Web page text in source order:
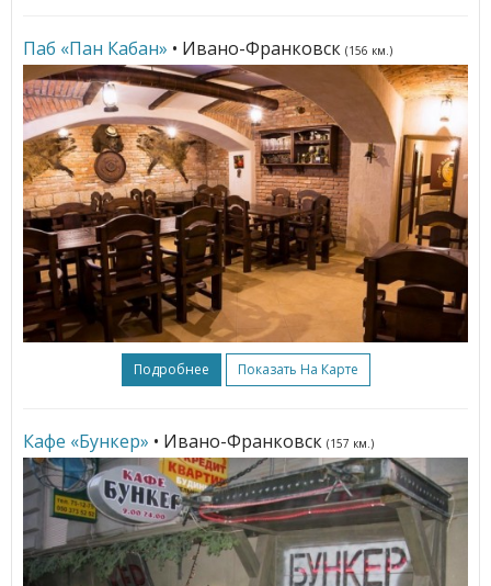
Паб «Пан Кабан» • Ивано-Франковск (156 км.)
Подробнее Показать На Карте
Кафе «Бункер» • Ивано-Франковск (157 км.)